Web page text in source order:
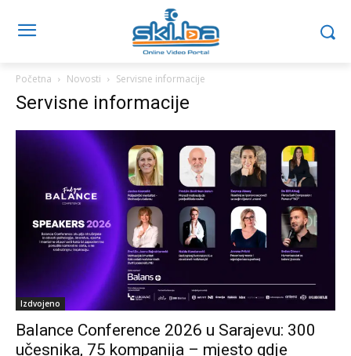
Početna Novosti Servisne informacije
Servisne informacije
Izdvojeno
Balance Conference 2026 u Sarajevu: 300
učesnika, 75 kompanija – mjesto gdje